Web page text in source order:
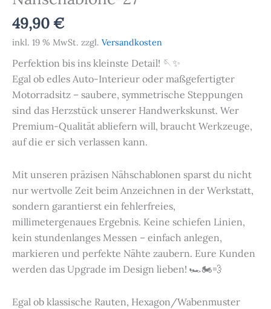
49,90€
inkl. 19 % MwSt. zzgl. Versandkosten
Perfektion bis ins kleinste Detail! 🪡✨
Egal ob edles Auto-Interieur oder maßgefertigter
Motorradsitz – saubere, symmetrische Steppungen
sind das Herzstück unserer Handwerkskunst. Wer
Premium-Qualität abliefern will, braucht Werkzeuge,
auf die er sich verlassen kann.
Mit unseren präzisen Nähschablonen sparst du nicht
nur wertvolle Zeit beim Anzeichnen in der Werkstatt,
sondern garantierst ein fehlerfreies,
millimetergenaues Ergebnis. Keine schiefen Linien,
kein stundenlanges Messen – einfach anlegen,
markieren und perfekte Nähte zaubern. Eure Kunden
werden das Upgrade im Design lieben! 🏎️🏍️💨
Egal ob klassische Rauten, Hexagon/Wabenmuster